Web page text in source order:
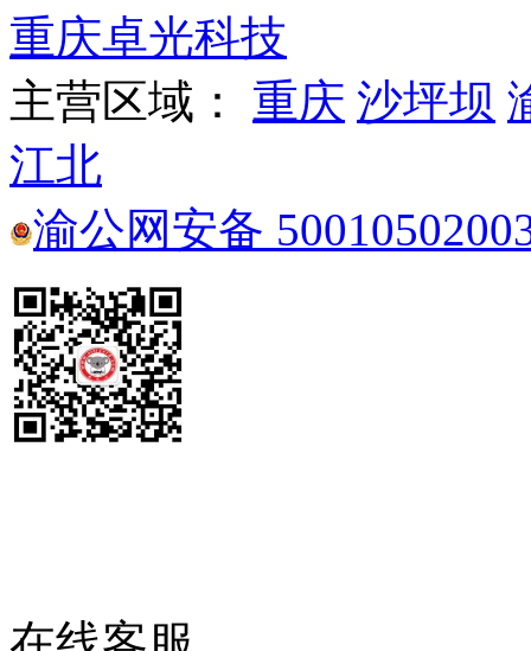
重庆卓光科技
主营区域： 重庆 沙坪坝
江北
渝公网安备